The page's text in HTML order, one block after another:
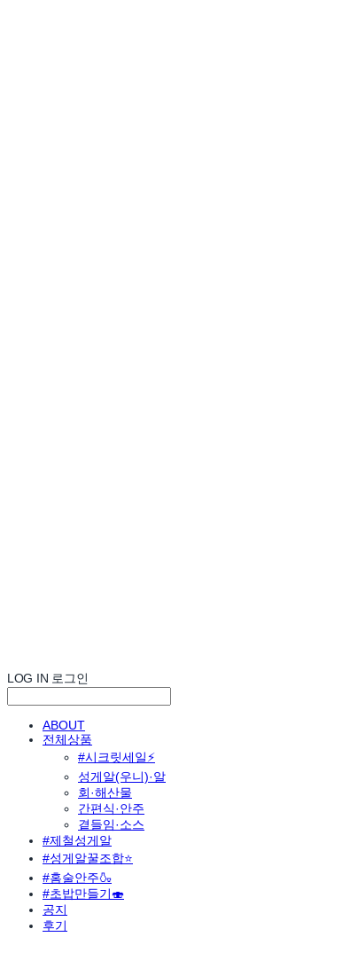
LOG IN 로그인
ABOUT
전체상품
#시크릿세일⚡
성게알(우니)·알
회·해산물
간편식·안주
곁들임·소스
#제철성게알
#성게알꿀조합⭐
#홈술안주🍶
#초밥만들기🍣
공지
후기